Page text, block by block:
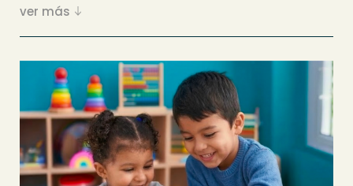
ver más